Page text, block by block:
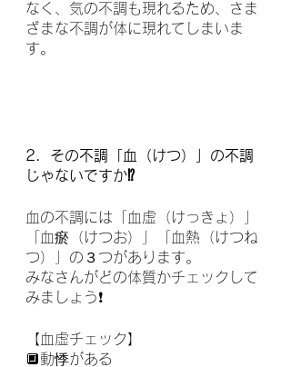
なく、気の不調も現れるため、さま
ざまな不調が体に現れてしまいま
す。
2．その不調「血（けつ）」の不調
じゃないですか⁉️
血の不調には「血虚（けっきょ）」
「血瘀（けつお）」「血熱（けつね
つ）」の３つがあります。
みなさんがどの体質かチェックして
みましょう❗️
【血虚チェック】
🔲動悸がある